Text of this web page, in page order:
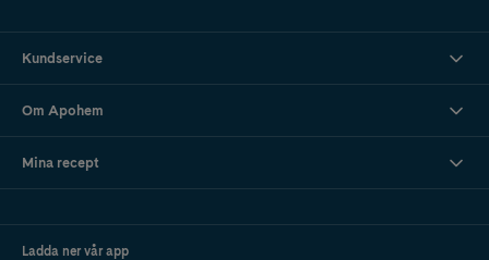
Kundservice
Om Apohem
Mina recept
Ladda ner vår app